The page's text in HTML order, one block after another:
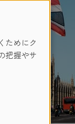
ためにク
把握やサ